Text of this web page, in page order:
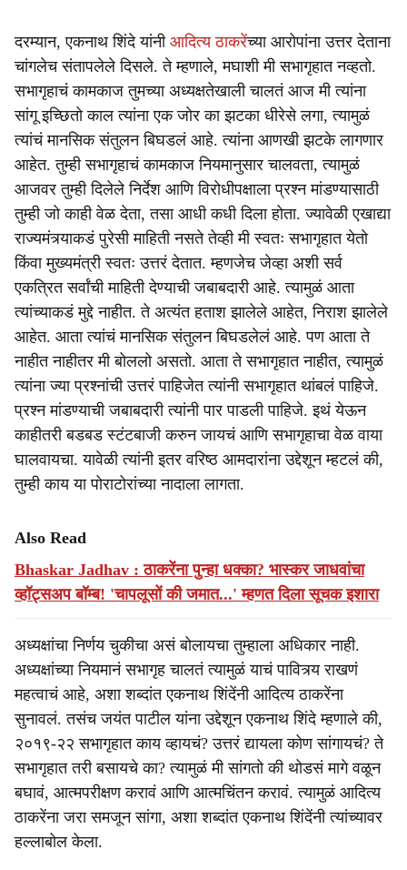
दरम्यान, एकनाथ शिंदे यांनी आदित्य ठाकरेंच्या आरोपांना उत्तर देताना
चांगलेच संतापलेले दिसले. ते म्हणाले, मघाशी मी सभागृहात नव्हतो.
सभागृहाचं कामकाज तुमच्या अध्यक्षतेखाली चालतं आज मी त्यांना
सांगू इच्छितो काल त्यांना एक जोर का झटका धीरेसे लगा, त्यामुळं
त्यांचं मानसिक संतुलन बिघडलं आहे. त्यांना आणखी झटके लागणार
आहेत. तुम्ही सभागृहाचं कामकाज नियमानुसार चालवता, त्यामुळं
आजवर तुम्ही दिलेले निर्देश आणि विरोधीपक्षाला प्रश्न मांडण्यासाठी
तुम्ही जो काही वेळ देता, तसा आधी कधी दिला होता. ज्यावेळी एखाद्या
राज्यमंत्र्याकडं पुरेसी माहिती नसते तेव्ही मी स्वतः सभागृहात येतो
किंवा मुख्यमंत्री स्वतः उत्तरं देतात. म्हणजेच जेव्हा अशी सर्व
एकत्रित सर्वांची माहिती देण्याची जबाबदारी आहे. त्यामुळं आता
त्यांच्याकडं मुद्दे नाहीत. ते अत्यंत हताश झालेले आहेत, निराश झालेले
आहेत. आता त्यांचं मानसिक संतुलन बिघडलेलं आहे. पण आता ते
नाहीत नाहीतर मी बोललो असतो. आता ते सभागृहात नाहीत, त्यामुळं
त्यांना ज्या प्रश्नांची उत्तरं पाहिजेत त्यांनी सभागृहात थांबलं पाहिजे.
प्रश्न मांडण्याची जबाबदारी त्यांनी पार पाडली पाहिजे. इथं येऊन
काहीतरी बडबड स्टंटबाजी करुन जायचं आणि सभागृहाचा वेळ वाया
घालवायचा. यावेळी त्यांनी इतर वरिष्ठ आमदारांना उद्देशून म्हटलं की,
तुम्ही काय या पोराटोरांच्या नादाला लागता.
Also Read
Bhaskar Jadhav : ठाकरेंना पुन्हा धक्का? भास्कर जाधवांचा
व्हॉट्सअप बॉम्ब! 'चापलूसों की जमात...' म्हणत दिला सूचक इशारा
अध्यक्षांचा निर्णय चुकीचा असं बोलायचा तुम्हाला अधिकार नाही.
अध्यक्षांच्या नियमानं सभागृह चालतं त्यामुळं याचं पावित्र्य राखणं
महत्वाचं आहे, अशा शब्दांत एकनाथ शिंदेंनी आदित्य ठाकरेंना
सुनावलं. तसंच जयंत पाटील यांना उद्देशून एकनाथ शिंदे म्हणाले की,
२०१९-२२ सभागृहात काय व्हायचं? उत्तरं द्यायला कोण सांगायचं? ते
सभागृहात तरी बसायचे का? त्यामुळं मी सांगतो की थोडसं मागे वळून
बघावं, आत्मपरीक्षण करावं आणि आत्मचिंतन करावं. त्यामुळं आदित्य
ठाकरेंना जरा समजून सांगा, अशा शब्दांत एकनाथ शिंदेंनी त्यांच्यावर
हल्लाबोल केला.